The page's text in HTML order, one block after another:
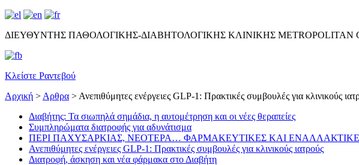
ΔΙΕΥΘΥΝΤΗΣ ΠΑΘΟΛΟΓΙΚΗΣ-ΔΙΑΒΗΤΟΛΟΓΙΚΗΣ ΚΛΙΝΙΚΗΣ METROPOLITAN
Κλείστε Ραντεβού
Αρχική > Αρθρα > Ανεπιθύμητες ενέργειες GLP-1: Πρακτικές συμβουλές για κλινικούς
Διαβήτης: Τα σιωπηλά σημάδια, η αυτομέτρηση και οι νέες θεραπείες
Συμπληρώματα διατροφής για αδυνάτισμα
ΠΕΡΙ ΠΑΧΥΣΑΡΚΙΑΣ, ΝΕΟΤΕΡΑ… ΦΑΡΜΑΚΕΥΤΙΚΕΣ ΚΑΙ
Ανεπιθύμητες ενέργειες GLP-1: Πρακτικές συμβουλές για κλινικούς ιατρούς
Διατροφή, άσκηση και νέα φάρμακα στο Διαβήτη